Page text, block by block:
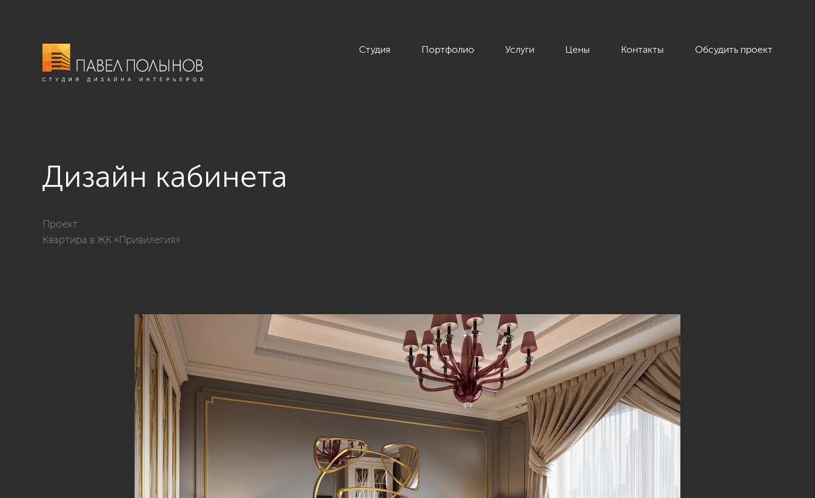
Студия Портфолио Услуги Цены Контакты Обсудить проект
Дизайн кабинета
Проект:
Квартира в ЖК «Привилегия»